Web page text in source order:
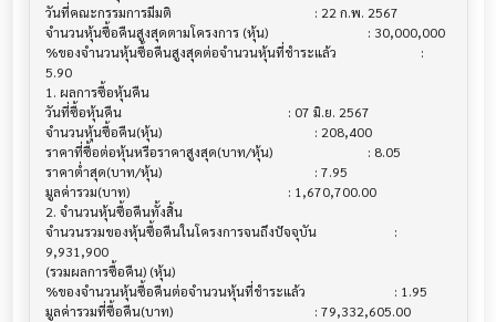
วันที่คณะกรรมการมีมติ                     			 : 22 ก.พ. 2567
จำนวนหุ้นซื้อคืนสูงสุดตามโครงการ (หุ้น)        			 : 30,000,000
%ของจำนวนหุ้นซื้อคืนสูงสุดต่อจำนวนหุ้นที่ชำระแล้ว  			 :
5.90
1. ผลการซื้อหุ้นคืน
วันที่ซื้อหุ้นคืน                            			 : 07 มิ.ย. 2567
จำนวนหุ้นซื้อคืน(หุ้น)                       			 : 208,400
ราคาที่ซื้อต่อหุ้นหรือราคาสูงสุด(บาท/หุ้น)        			 : 8.05
ราคาต่ำสุด(บาท/หุ้น)                      			 : 7.95
มูลค่ารวม(บาท)                          			 : 1,670,700.00
2. จำนวนหุ้นซื้อคืนทั้งสิ้น
จำนวนรวมของหุ้นซื้อคืนในโครงการจนถึงปัจจุบัน 			 :
9,931,900
(รวมผลการซื้อคืน) (หุ้น)
%ของจำนวนหุ้นซื้อคืนต่อจำนวนหุ้นที่ชำระแล้ว      			 : 1.95
มูลค่ารวมที่ซื้อคืน(บาท)                     			 : 79,332,605.00